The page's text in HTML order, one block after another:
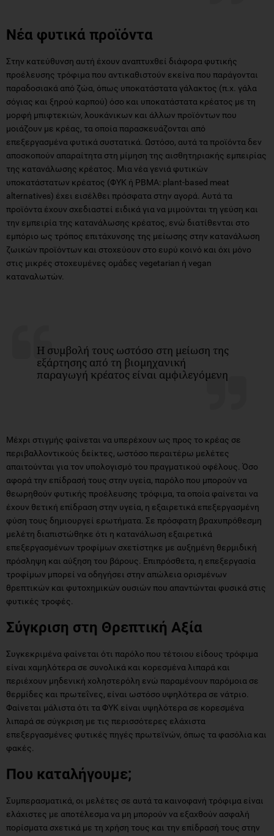
προέλευσης τρόφιμα που αντικαθιστούν εκείνα που παράγονται
σόγιας και ξηρού καρπού) όσο και υποκατάστατα κρέατος με τη
μορφή μπιφτεκιών, λουκάνικων και άλλων προϊόντων που
μοιάζουν με κρέας, τα οποία παρασκευάζονται από
επεξεργασμένα φυτικά συστατικά. Ωστόσο, αυτά τα προϊόντα δεν
αποσκοπούν απαραίτητα στη μίμηση της αισθητηριακής εμπειρίας
της κατανάλωσης κρέατος. Μια νέα γενιά φυτικών
υποκατάστατων κρέατος (ΦΥΚ ή PBMA: plant-based meat
alternatives) έχει εισέλθει πρόσφατα στην αγορά. Αυτά τα
προϊόντα έχουν σχεδιαστεί ειδικά για να μιμούνται τη γεύση και
την εμπειρία της κατανάλωσης κρέατος, ενώ διατίθενται στο
εμπόριο ως τρόπος επιτάχυνσης της μείωσης στην κατανάλωση
ζωικών προϊόντων και στοχεύουν στο ευρύ κοινό και όχι μόνο
στις μικρές στοχευμένες ομάδες vegetarian ή vegan
καταναλωτών.
αφορά την επίδρασή τους στην υγεία, παρόλο που μπορούν να
θεωρηθούν φυτικής προέλευσης τρόφιμα, τα οποία φαίνεται να
έχουν θετική επίδραση στην υγεία, η εξαιρετικά επεξεργασμένη
φύση τους δημιουργεί ερωτήματα. Σε πρόσφατη βραχυπρόθεσμη
μελέτη διαπιστώθηκε ότι η κατανάλωση εξαιρετικά
επεξεργασμένων τροφίμων σχετίστηκε με αυξημένη θερμιδική
πρόσληψη και αύξηση του βάρους. Επιπρόσθετα, η επεξεργασία
τροφίμων μπορεί να οδηγήσει στην απώλεια ορισμένων
θρεπτικών και φυτοχημικών ουσιών που απαντώνται φυσικά στις
φυτικές τροφές.
Σύγκριση στη Θρεπτική Αξία
είναι χαμηλότερα σε συνολικά και κορεσμένα λιπαρά και
θερμίδες και πρωτεΐνες, είναι ωστόσο υψηλότερα σε νάτριο.
Φαίνεται μάλιστα ότι τα ΦΥΚ είναι υψηλότερα σε κορεσμένα
λιπαρά σε σύγκριση με τις περισσότερες ελάχιστα
επεξεργασμένες φυτικές πηγές πρωτεϊνών, όπως τα φασόλια και
φακές.
Που καταλήγουμε;
ελάχιστες με αποτέλεσμα να μη μπορούν να εξαχθούν ασφαλή
υγεία. Παράλληλα, και ενώ το ζήτημα βρίσκεται υπό διερεύνηση,
καινούργιες μέθοδοι όπως το εργαστηριακά (καλλιεργημένο)
κρέας αναπτύσσονται. Περισσότερες παραδοσιακές επιλογές